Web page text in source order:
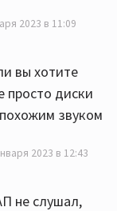
2023 в 11:09
вы хотите
просто диски
звуком
2023 в 12:43
не слушал,